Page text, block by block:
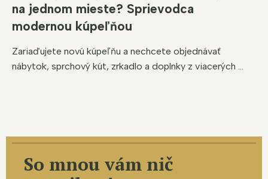
na jednom mieste? Sprievodca
modernou kúpeľňou
Zariaďujete novú kúpeľňu a nechcete objednávať
nábytok, sprchový kút, zrkadlo a doplnky z viacerých ...
So mnou vám nič